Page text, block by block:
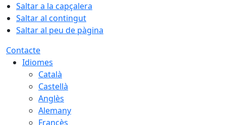
Saltar a la capçalera
Saltar al contingut
Saltar al peu de pàgina
Contacte
Idiomes
Català
Castellà
Anglès
Alemany
Francès